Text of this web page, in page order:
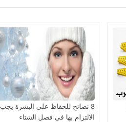
8 نصائح للحفاظ على البشرة يجب
الالتزام بها فى فصل الشتاء